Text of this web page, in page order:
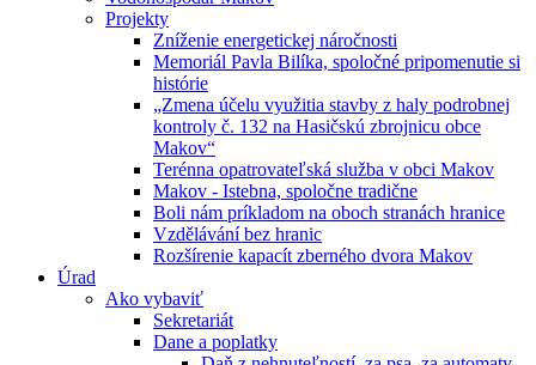
Projekty
Zníženie energetickej náročnosti
Memoriál Pavla Bilíka, spoločné pripomenutie si
histórie
„Zmena účelu využitia stavby z haly podrobnej
kontroly č. 132 na Hasičskú zbrojnicu obce
Makov“
Terénna opatrovateľská služba v obci Makov
Makov - Istebna, spoločne tradične
Boli nám príkladom na oboch stranách hranice
Vzdělávání bez hranic
Rozšírenie kapacít zberného dvora Makov
Úrad
Ako vybaviť
Sekretariát
Dane a poplatky